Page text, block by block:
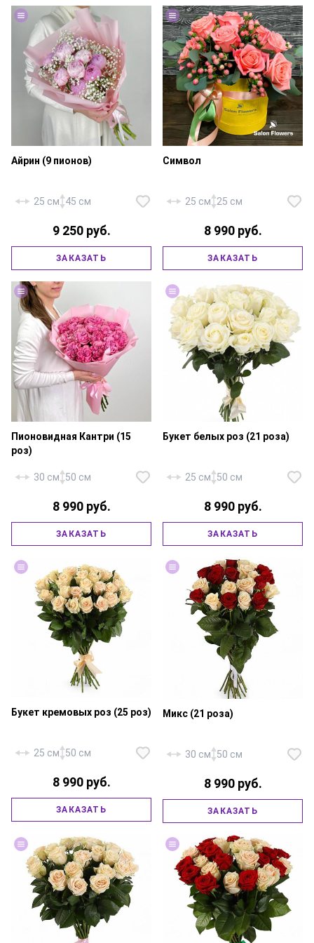
гипсофила — 2 шт., фирменная
Айрин (9 пионов)
25 см 45 см
9 250 руб.
ЗАКАЗАТЬ
Роза «Россия Карина» — 9 шт.,
гиперикум розовый — 10 шт.,
15х15 см., флористическая
Символ
25 см 25 см
8 990 руб.
ЗАКАЗАТЬ
Роза пионовидная «Эквадор
фирменная упаковка, атласная
Пионовидная Кантри (15
роз)
30 см 50 см
8 990 руб.
ЗАКАЗАТЬ
Роза «Россия Аваланж» — 21
Букет белых роз (21 роза)
25 см 50 см
8 990 руб.
ЗАКАЗАТЬ
Роза «Россия Талея» — 25 шт.,
Букет кремовых роз (25 роз)
25 см 50 см
8 990 руб.
ЗАКАЗАТЬ
Роза «Россия Ред Наоми» — 10
Микс (21 роза)
30 см 50 см
8 990 руб.
ЗАКАЗАТЬ